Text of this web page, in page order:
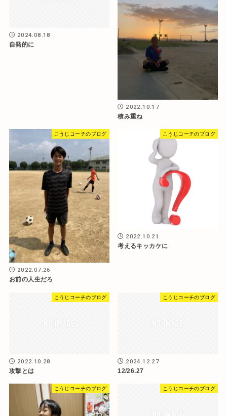
2024.08.18
自発的に
2022.10.17
積み重ね
こうじコーチのブログ
2022.07.26
お前の人生だろ
こうじコーチのブログ
2022.10.21
考えるキッカケに
こうじコーチのブログ
2022.10.28
攻撃とは
こうじコーチのブログ
2024.12.27
12/26.27
こうじコーチのブログ こうじコーチのブログ